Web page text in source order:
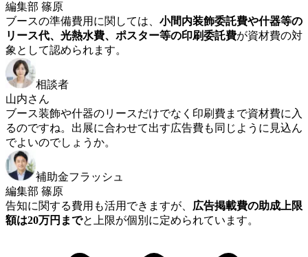
編集部 篠原
ブースの準備費用に関しては、 小間内装飾委託費や什器等の
リース代、光熱水費、ポスター等の印刷委託費が資材費の対
象として認められます。
相談者
山内さん
ブース装飾や什器のリースだけでなく印刷費まで資材費に入
るのですね。出展に合わせて出す広告費も同じように見込ん
でよいのでしょうか。
補助金フラッシュ
編集部 篠原
告知に関する費用も活用できますが、 広告掲載費の助成上限
額は20万円までと上限が個別に定められています。